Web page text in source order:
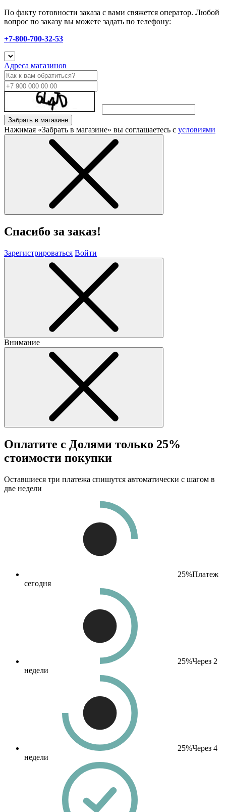
По факту готовности заказа с вами свяжется оператор. Любой
вопрос по заказу вы можете задать по телефону:
+7-800-700-32-53
Адреса магазинов
Забрать в магазине
Нажимая «Забрать в магазине» вы соглашаетесь с условиями
Спасибо за заказ!
Зарегистрироваться Войти
Внимание
Оплатите с Долями только 25%
стоимости покупки
Оставшиеся три платежа спишутся автоматически с шагом в
две недели
25%Платеж
сегодня
25%Через 2
недели
25%Через 4
недели